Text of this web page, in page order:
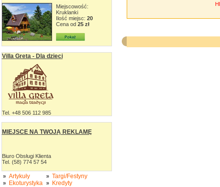
Miejscowość:
Kruklanki
Ilość miejsc: 20
Cena od 25 zł
Villa Greta - Dla dzieci
Tel. +48 506 112 985
MIEJSCE NA TWOJĄ REKLAMĘ
Biuro Obsługi Klienta
Tel. (58) 774 57 54
» Artykuły
» Ekoturystyka
» Targi/Festyny
» Kredyty